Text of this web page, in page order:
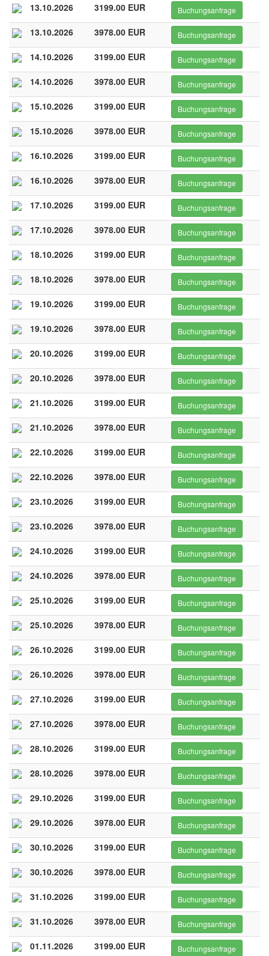
13.10.2026 3199.00 EUR Buchungsanfrage
13.10.2026 3978.00 EUR Buchungsanfrage
14.10.2026 3199.00 EUR Buchungsanfrage
14.10.2026 3978.00 EUR Buchungsanfrage
15.10.2026 3199.00 EUR Buchungsanfrage
15.10.2026 3978.00 EUR Buchungsanfrage
16.10.2026 3199.00 EUR Buchungsanfrage
16.10.2026 3978.00 EUR Buchungsanfrage
17.10.2026 3199.00 EUR Buchungsanfrage
17.10.2026 3978.00 EUR Buchungsanfrage
18.10.2026 3199.00 EUR Buchungsanfrage
18.10.2026 3978.00 EUR Buchungsanfrage
19.10.2026 3199.00 EUR Buchungsanfrage
19.10.2026 3978.00 EUR Buchungsanfrage
20.10.2026 3199.00 EUR Buchungsanfrage
20.10.2026 3978.00 EUR Buchungsanfrage
21.10.2026 3199.00 EUR Buchungsanfrage
21.10.2026 3978.00 EUR Buchungsanfrage
22.10.2026 3199.00 EUR Buchungsanfrage
22.10.2026 3978.00 EUR Buchungsanfrage
23.10.2026 3199.00 EUR Buchungsanfrage
23.10.2026 3978.00 EUR Buchungsanfrage
24.10.2026 3199.00 EUR Buchungsanfrage
24.10.2026 3978.00 EUR Buchungsanfrage
25.10.2026 3199.00 EUR Buchungsanfrage
25.10.2026 3978.00 EUR Buchungsanfrage
26.10.2026 3199.00 EUR Buchungsanfrage
26.10.2026 3978.00 EUR Buchungsanfrage
27.10.2026 3199.00 EUR Buchungsanfrage
27.10.2026 3978.00 EUR Buchungsanfrage
28.10.2026 3199.00 EUR Buchungsanfrage
28.10.2026 3978.00 EUR Buchungsanfrage
29.10.2026 3199.00 EUR Buchungsanfrage
29.10.2026 3978.00 EUR Buchungsanfrage
30.10.2026 3199.00 EUR Buchungsanfrage
30.10.2026 3978.00 EUR Buchungsanfrage
31.10.2026 3199.00 EUR Buchungsanfrage
31.10.2026 3978.00 EUR Buchungsanfrage
01.11.2026 3199.00 EUR Buchungsanfrage